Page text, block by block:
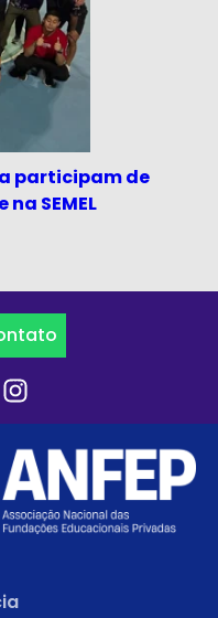
participam de
SEMEL